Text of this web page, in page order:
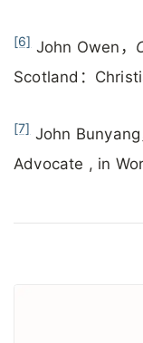
[6]John Owen，
Scotland：
[7]John Bunyang
Advocate , in